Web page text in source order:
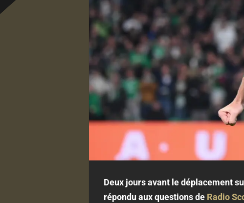
Deux jours avant le déplacement
répondu aux questions de Radio